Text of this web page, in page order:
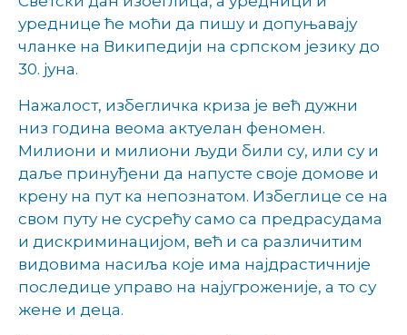
уреднице ће моћи да пишу и допуњавају
чланке на Википедији на српском језику до
30. јуна.
Нажалост, избегличка криза је већ дужни
низ година веома актуелан феномен.
Милиони и милиони људи били су, или су и
даље принуђени да напусте своје домове и
крену на пут ка непознатом. Избеглице се на
свом путу не сусрећу само са предрасудама
и дискриминацијом, већ и са различитим
видовима насиља које има најдрастичније
последице управо на најугроженије, а то су
жене и деца.